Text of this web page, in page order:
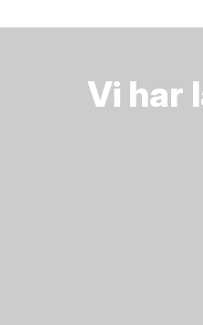
Vi har